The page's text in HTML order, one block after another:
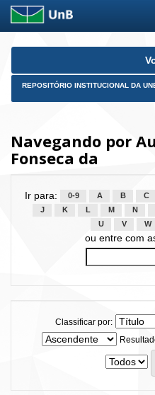
Skip
REPOSITÓRIO INSTITUCIONAL DA
Navegando por
Fonseca da
Ir para: 0-9 A B C
J
K L M N
U
V W
ou entre com
Classificar por: